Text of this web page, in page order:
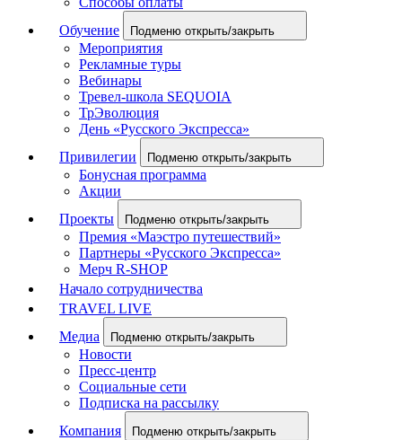
Обучение
Подменю открыть/закрыть
Мероприятия
Рекламные туры
Вебинары
Тревел-школа SEQUOIA
ТрЭволюция
День «Русского Экспресса»
Привилегии
Подменю открыть/закрыть
Бонусная программа
Акции
Проекты
Подменю открыть/закрыть
Премия «Маэстро путешествий»
Партнеры «Русского Экспресса»
Мерч R-SHOP
Начало сотрудничества
TRAVEL LIVE
Медиа
Подменю открыть/закрыть
Новости
Пресс-центр
Социальные сети
Подписка на рассылку
Компания
Подменю открыть/закрыть